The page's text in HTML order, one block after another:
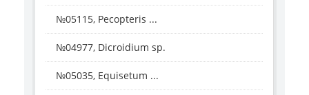
№05115, Pecopteris ...
№04977, Dicroidium sp.
№05035, Equisetum ...